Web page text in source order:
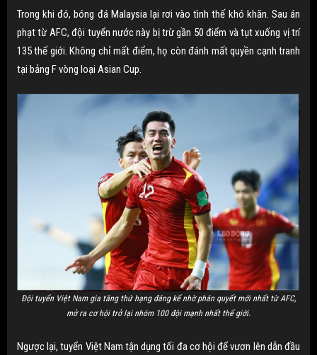
Trong khi đó, bóng đá Malaysia lại rơi vào tình thế khó khăn. Sau án
phạt từ AFC, đội tuyển nước này bị trừ gần 50 điểm và tụt xuống vị trí
135 thế giới. Không chỉ mất điểm, họ còn đánh mất quyền cạnh tranh
tại bảng F vòng loại Asian Cup.
Đội tuyển Việt Nam gia tăng thứ hạng đáng kể nhờ phán quyết mới nhất từ AFC,
mở ra cơ hội trở lại nhóm 100 đội mạnh nhất thế giới.
Ngược lại, tuyển Việt Nam tận dụng tối đa cơ hội để vươn lên dẫn đầu